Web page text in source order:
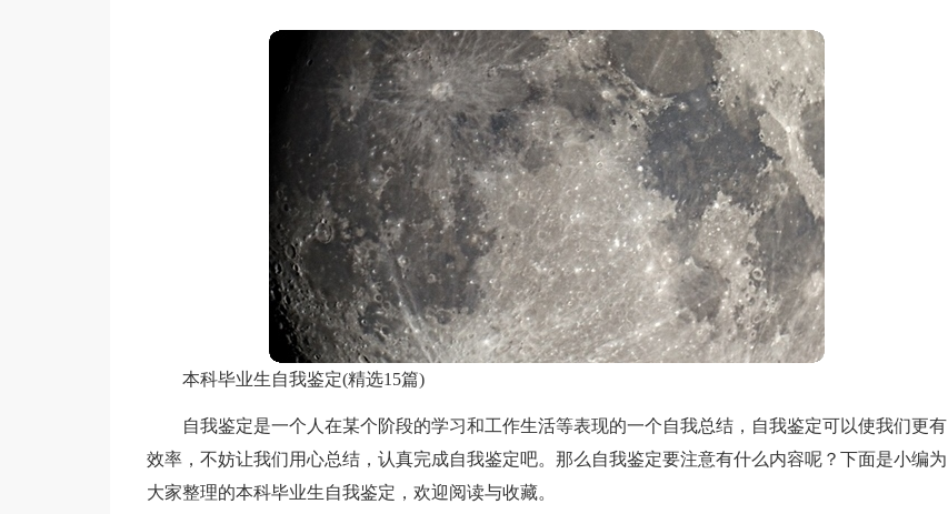
本科毕业生自我鉴定(精选15篇)
自我鉴定是一个人在某个阶段的学习和工作生活等表现的一个自我总结，自我鉴定可以使我们更有
效率，不妨让我们用心总结，认真完成自我鉴定吧。那么自我鉴定要注意有什么内容呢？下面是小编为
大家整理的本科毕业生自我鉴定，欢迎阅读与收藏。